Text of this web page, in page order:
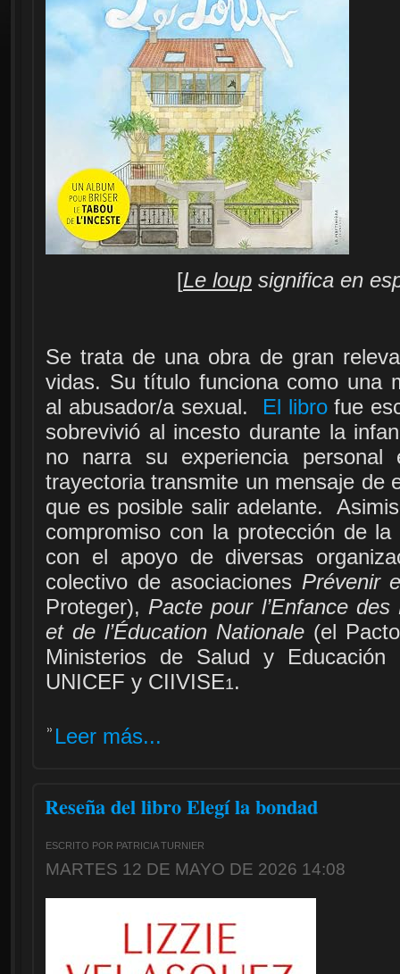
[Le loup significa en
Se trata de una obra de gran
vidas. Su título funciona como una
al abusador/a sexual. El librofue
sobrevivió al incesto durante la
no narra su experiencia
trayectoria transmite un mensaje de
que es posible salir adelante.
compromiso con la protección de
con el apoyo de diversas
colectivo de asociaciones Prévenir
Proteger), Pacte pour l’Enfance
et de l’Éducation Nationale(el
Ministerios de Salud y Educación
UNICEF y CIIVISE1.
Leer más...
Reseña del libro Elegí la bondad
ESCRITO POR PATRICIA TURNIER
MARTES 12 DE MAYO DE 2026 14:08